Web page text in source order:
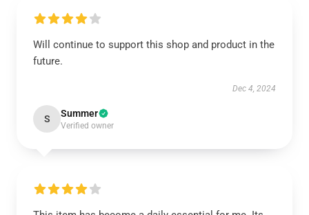
Will continue to support this shop and product in the
future.
Dec 4, 2024
S Summer
Verified owner